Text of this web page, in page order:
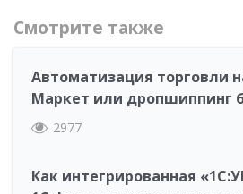
Смотрите также
Автоматизация торговли
Маркет или дропшиппинг
2977
Как интегрированная